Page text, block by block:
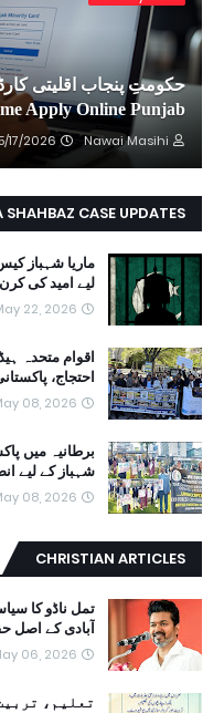
Apply Online Punjab
Nawai Masihi
2026 10:42:00 AM
SHAHBAZ CASE UPDATES
ماریا شہباز
لیے امید کی کرن
22, 2026
احتجاج،
08, 2026
برطانیہ میں
شہباز کے لیے
08, 2026
CHRISTIAN ARTICLES
تمل ناڈو کا
آبادی کے اصل
06, 2026
تعلیم،